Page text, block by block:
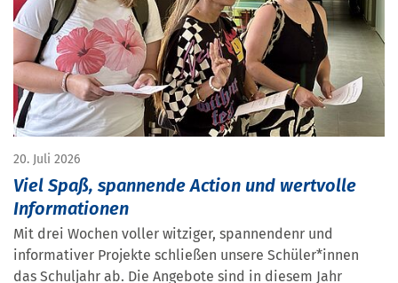
20. Juli 2026
Viel Spaß, spannende Action und wertvolle
Informationen
Mit drei Wochen voller witziger, spannendenr und
informativer Projekte schließen unsere Schüler*innen
das Schuljahr ab. Die Angebote sind in diesem Jahr